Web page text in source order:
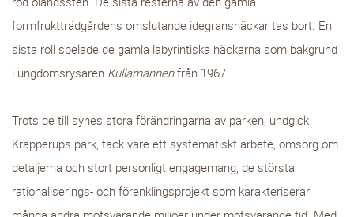
formfruktträdgårdens omslutande idegranshäckar tas bort. En
sista roll spelade de gamla labyrintiska häckarna som bakgrund
i ungdomsrysaren Kullamannenfrån 1967.
Trots de till synes stora förändringarna av parken, undgick
Krapperups park, tack vare ett systematiskt arbete, omsorg om
detaljerna och stort personligt engagemang, de största
rationaliserings- och förenklingsprojekt som karakteriserar